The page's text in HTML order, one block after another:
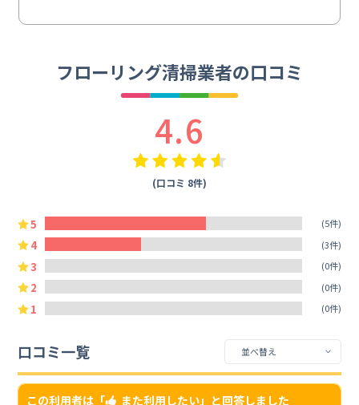
フローリング清掃業者の口コミ
4.6
(口コミ 8件)
5 (5件)
4 (3件)
3 (0件)
2 (0件)
1 (0件)
口コミ一覧
この利用者は「 また利用したい」と回答しました